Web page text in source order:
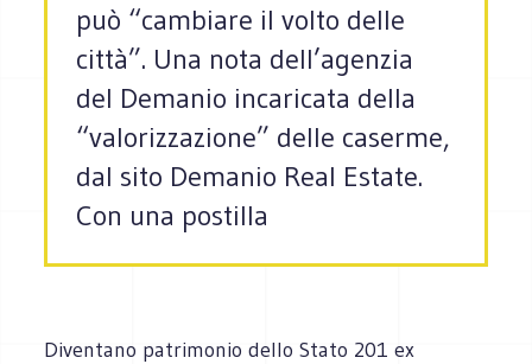
può “cambiare il volto delle
città”. Una nota dell’agenzia
del Demanio incaricata della
“valorizzazione” delle caserme,
dal sito Demanio Real Estate.
Con una postilla
Diventano patrimonio dello Stato 201 ex